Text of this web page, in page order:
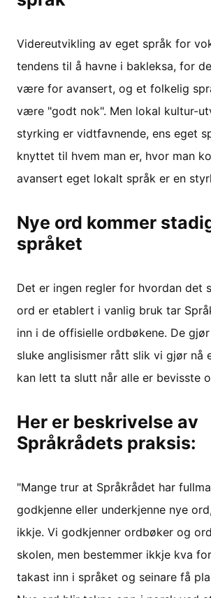
Videreutvikling av eget språk for
tendens til å havne i bakleksa, for
være for avansert, og et folkelig
være "godt nok". Men lokal kultur-
styrking er vidtfavnende, ens eget
knyttet til hvem man er, hvor man
avansert eget lokalt språk er en
Nye ord kommer
språket
Det er ingen regler for hvordan det
ord er etablert i vanlig bruk tar
inn i de offisielle ordbøkene. De
sluke anglisismer rått slik vi gjør nå
kan lett ta slutt når alle er bevisste
Her er beskrivelse av
Språkrådets praksis:
"Mange trur at Språkrådet har
godkjenne eller underkjenne nye
ikkje. Vi godkjenner ordbøker og
skolen, men bestemmer ikkje kva
takast inn i språket og seinare få